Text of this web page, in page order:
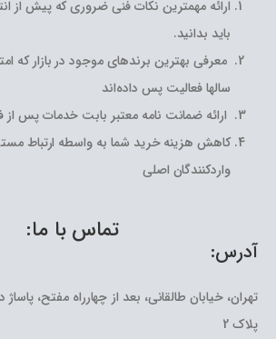
ارائه مهمترین نکات فنی ضروری که پیش از
باید بدانید.
معرفی بهترین برندهای موجود در بازار که
سالها فعالیت پس داده‌اند
ارائه ضمانت نامه معتبر بابت خدمات پس از
کاهش هزینه خرید شما به واسطه ارتباط
واردکنندگان اصلی
تماس با ما:
آدرس:
تهران، خیابان طالقانی، بعد از چهارراه مفتح،
پلاک 2